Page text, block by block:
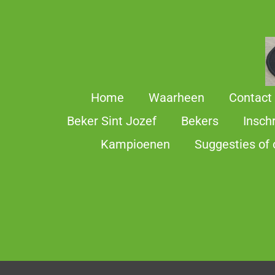
Home Waarheen Contact
Beker Sint Jozef
Bekers
Kampioenen
Suggesties of